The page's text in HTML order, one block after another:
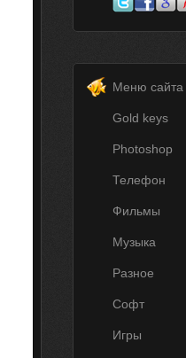
Меню сайта
Gold keys
Photoshop
Телефон
Фильмы
Музыка
Разное
Софт
Игры